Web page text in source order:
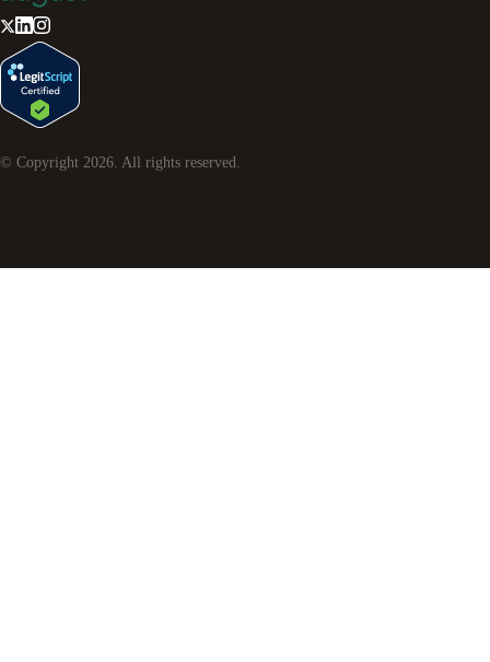
© Copyright 2026 . All rights reserved.